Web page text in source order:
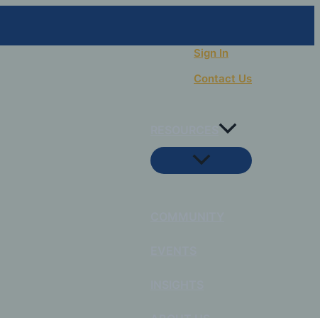
Sign In
Contact Us
Menu
Toggle